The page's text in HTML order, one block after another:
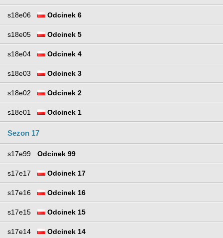
s18e06 Odcinek 6
s18e05 Odcinek 5
s18e04 Odcinek 4
s18e03 Odcinek 3
s18e02 Odcinek 2
s18e01 Odcinek 1
Sezon 17
s17e99 Odcinek 99
s17e17 Odcinek 17
s17e16 Odcinek 16
s17e15 Odcinek 15
s17e14 Odcinek 14